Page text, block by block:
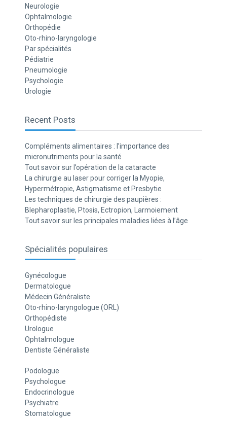
Neurologie
Ophtalmologie
Orthopédie
Oto-rhino-laryngologie
Par spécialités
Pédiatrie
Pneumologie
Psychologie
Urologie
Recent Posts
Compléments alimentaires : l’importance des
micronutriments pour la santé
Tout savoir sur l’opération de la cataracte
La chirurgie au laser pour corriger la Myopie,
Hypermétropie, Astigmatisme et Presbytie
Les techniques de chirurgie des paupières :
Blepharoplastie, Ptosis, Ectropion, Larmoiement
Tout savoir sur les principales maladies liées à l’âge
Spécialités populaires
Gynécologue
Dermatologue
Médecin Généraliste
Oto-rhino-laryngologue (ORL)
Orthopédiste
Urologue
Ophtalmologue
Dentiste Généraliste
Podologue
Psychologue
Endocrinologue
Psychiatre
Stomatologue